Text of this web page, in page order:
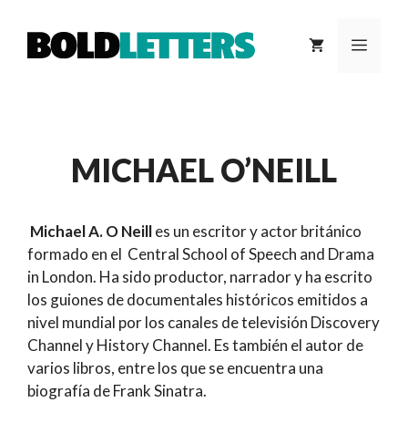
contenido
MICHAEL O’NEILL
Michael A. O Neilles un escritor y actor británico
formado en el Central School of Speech and Drama
in London. Ha sido productor, narrador y ha escrito
los guiones de documentales históricos emitidos a
nivel mundial por los canales de televisión Discovery
Channel y History Channel. Es también el autor de
varios libros, entre los que se encuentra una
biografía de Frank Sinatra.